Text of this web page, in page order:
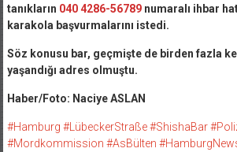
tanıkların 040 4286-56789 numaralı ihbar
karakola başvurmalarını istedi.
Söz konusu bar, geçmişte de birden fazla
yaşandığı adres olmuştu.
Haber/Foto: Naciye ASLAN
#Hamburg #LübeckerStraße#ShishaBar
#Mordkommission #AsBülten